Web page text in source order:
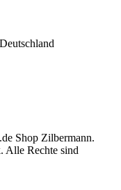
Shop Zilbermann.
Alle Rechte sind